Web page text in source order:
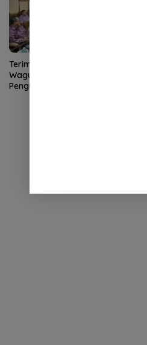
Terima Audiensi LLDIKTI,
Wagub Fadhlullah Dorong
Penguatan SDM dan